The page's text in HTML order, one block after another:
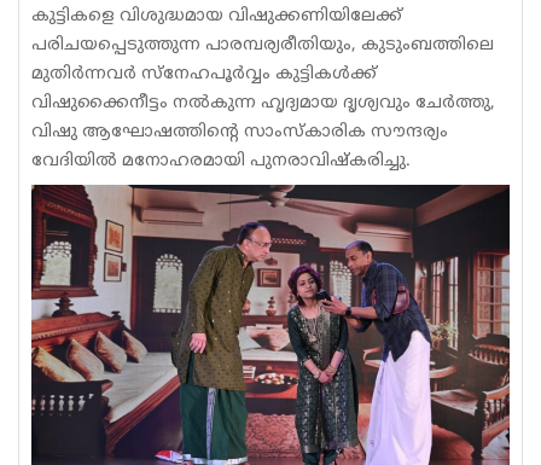
കുട്ടികളെ വിശുദ്ധമായ വിഷുക്കണിയിലേക്ക്
പരിചയപ്പെടുത്തുന്ന പാരമ്പര്യരീതിയും, കുടുംബത്തിലെ
മുതിർന്നവർ സ്നേഹപൂർവ്വം കുട്ടികൾക്ക്
വിഷുക്കൈനീട്ടം നൽകുന്ന ഹൃദ്യമായ ദൃശ്യവും ചേർത്തു,
വിഷു ആഘോഷത്തിന്റെ സാംസ്‌കാരിക സൗന്ദര്യം
വേദിയിൽ മനോഹരമായി പുനരാവിഷ്കരിച്ചു.